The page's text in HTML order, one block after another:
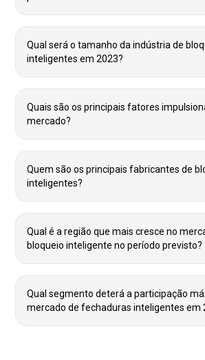
Qual será o tamanho da indústria de
inteligentes em 2023?
Quais são os principais fatores
mercado?
Quem são os principais fabricantes de
inteligentes?
Qual é a região que mais cresce no
bloqueio inteligente no período previsto?
Qual segmento deterá a participação
mercado de fechaduras inteligentes em